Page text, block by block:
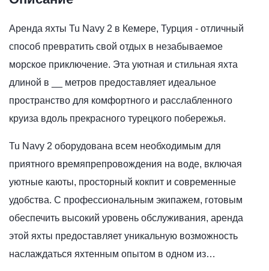
Аренда яхты Tu Navy 2 в Кемере, Турция - отличный
способ превратить свой отдых в незабываемое
морское приключение. Эта уютная и стильная яхта
длиной в __ метров предоставляет идеальное
пространство для комфортного и расслабленного
круиза вдоль прекрасного турецкого побережья.
Tu Navy 2 оборудована всем необходимым для
приятного времяпрепровождения на воде, включая
уютные каюты, просторный кокпит и современные
удобства. С профессиональным экипажем, готовым
обеспечить высокий уровень обслуживания, аренда
этой яхты предоставляет уникальную возможность
наслаждаться яхтенным опытом в одном из…